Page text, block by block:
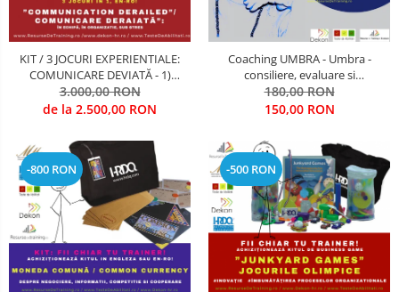
OPERATIUNI TERESTRE MILITARE SI
CIVILE
Performanta Echipei
Rezolvare de Probleme
Neintelegerilor / Disputelor
Servicii & Relationarea cu Clientii
Teambuilding
Time Management / Planificare /
Organizare
KIT / 3 JOCURI EXPERIENTIALE:
COMUNICARE DEVIATĂ - 1)
INTRE PERSOANE, 2) INTRE
DEPARTAMENTE, 3) SUB STRES
Competentelor de
COMUNICARE, LEADERSHIP,
FOCUS PE OBIECTIVE STRATE
3.000,00 RON
de la 2.500,00 RON
Coaching UMBRA - Umbra -
consiliere, evaluare si
antrenamente de dezvoltare
Cariere De Elita; antrenamente si
civile, militare, diplomatice, de
intelligence
180,00 RON
150,00 RON
-800 RON -500 RON